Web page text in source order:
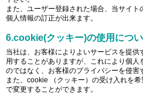
また、ユーザー登録された場合、当サイト
個人情報の訂正が出来ます。
6.cookie(クッキー)の使用につ
当社は、お客様によりよいサービスを提
用することがありますが、これにより個人
のではなく、お客様のプライバシーを侵害
また、cookie （クッキー）の受け入れを
で変更することができます。